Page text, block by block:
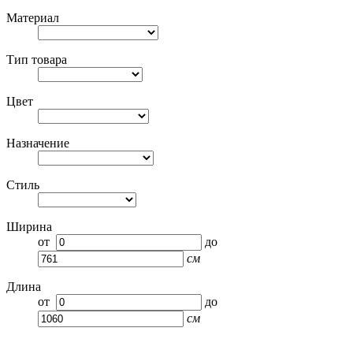
Материал
Тип товара
Цвет
Назначение
Стиль
Ширина
от
до
см
Длина
от
до
см